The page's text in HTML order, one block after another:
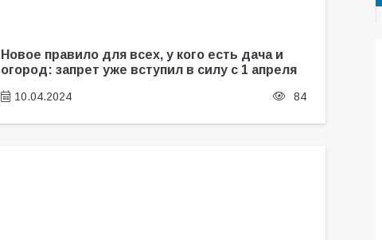
Новое правило для всех, у кого есть дача и
огород: запрет уже вступил в силу с 1 апреля
10.04.2024 84